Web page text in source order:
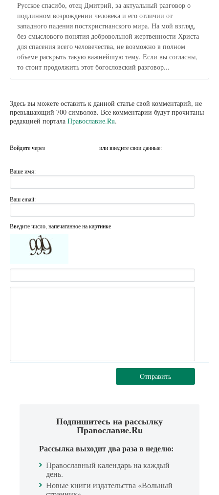
Русское спасибо, отец Дмитрий, за актуальный разговор о
подлинном возрождении человека и его отличии от
западного падения постхристианского мира. На мой взгляд,
без смыслового понятия добровольной жертвенности Христа
для спасения всего человечества, не возможно в полном
объеме раскрыть такую важнейшую тему. Если вы согласны,
то стоит продолжить этот богословский разговор...
Здесь вы можете оставить к данной статье свой комментарий, не
превышающий 700 символов. Все комментарии будут прочитаны
редакцией портала Православие.Ru.
Войдите через или введите свои данные:
Ваше имя:
Ваш email:
Введите число, напечатанное на картинке
Отправить
Подпишитесь на рассылку
Православие.Ru
Рассылка выходит два раза в неделю:
Православный календарь на каждый
день.
Новые книги издательства «Вольный